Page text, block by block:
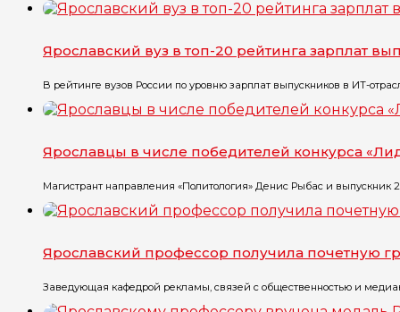
Ярославский вуз в топ-20 рейтинга зарплат
В рейтинге вузов России по уровню зарплат выпускников в ИТ-
Ярославцы в числе победителей конкурса
Магистрант направления «Политология» Денис Рыбас и выпускник
Ярославский профессор получила почетную
Заведующая кафедрой рекламы, связей с общественностью и